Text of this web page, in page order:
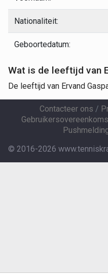
Nationaliteit:
Geboortedatum:
Wat is de leeftijd van
De leeftijd van Ervand
Contacteer ons /
© 2016-2026